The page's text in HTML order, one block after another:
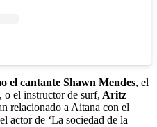
el cantante Shawn Mendes, el
, o el instructor de surf, Aritz
relacionado a Aitana con el
actor de ‘La sociedad de la